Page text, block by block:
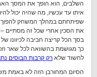
השלבים, הוא הופך את המסך
איתו עד עכשיו, מה שהיה יכול
שפיתחתם במהלך המשחק להפוך
את הסכין אחרי שכל זה מסתיים
לחשוד שלא רק קרבות הבוסים
הסיום המחורבן הזה לא באמת